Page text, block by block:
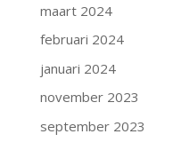
maart 2024
februari 2024
januari 2024
november 2023
september 2023